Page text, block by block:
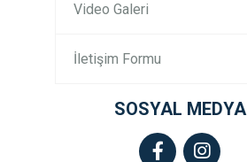
Video Galeri
İletişim Formu
SOSYAL MEDYA